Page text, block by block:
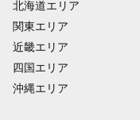
北海道エリア
関東エリア
近畿エリア
四国エリア
沖縄エリア